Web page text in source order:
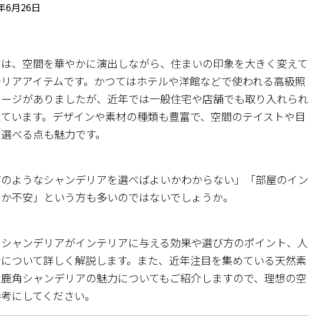
6月26日
、空間を華やかに演出しながら、住まいの印象を大きく変えて
アアイテムです。かつてはホテルや洋館などで使われる高級照
ジがありましたが、近年では一般住宅や店舗でも取り入れられ
います。デザインや素材の種類も豊富で、空間のテイストや目
べる点も魅力です。
ようなシャンデリアを選べばよいかわからない」「部屋のイン
不安」という方も多いのではないでしょうか。
ャンデリアがインテリアに与える効果や選び方のポイント、人
ついて詳しく解説します。また、近年注目を集めている天然素
角シャンデリアの魅力についてもご紹介しますので、理想の空
にしてください。